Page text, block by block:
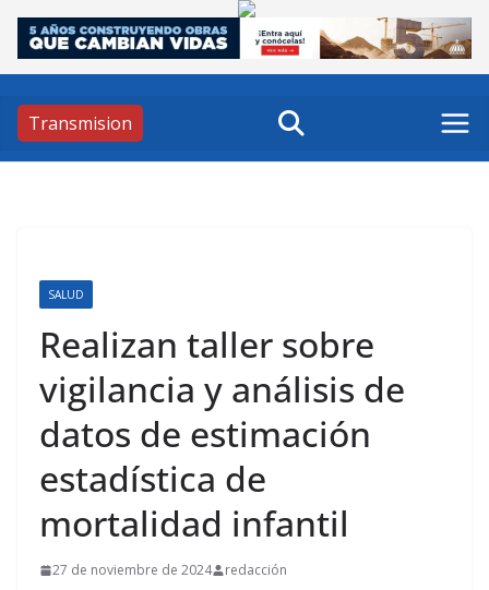
Skip
content
Transmision
SALUD
Realizan taller sobre
vigilancia y análisis de
datos de estimación
estadística de
mortalidad infantil
27 de noviembre de 2024 redacción